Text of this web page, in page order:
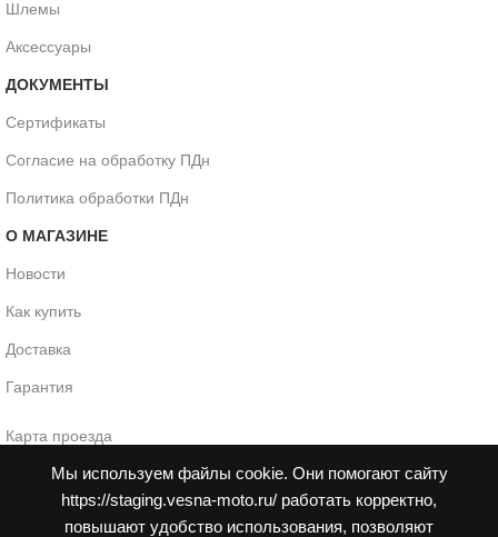
Мы используем файлы cookie. Они помогают сайту
https://staging.vesna-moto.ru/ работать корректно,
повышают удобство использования, позволяют
Шлемы
Аксессуары
ДОКУМЕНТЫ
Сертификаты
Согласие на обработку ПДн
Политика обработки ПДн
О МАГАЗИНЕ
Новости
Как купить
Доставка
Гарантия
Карта проезда
продажа мотоциклов
Москва, МКАД, 78-й километр, 14к1 (ТЦ Dexter)